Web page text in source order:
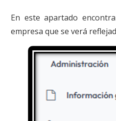
En este apartado
empresa que se verá